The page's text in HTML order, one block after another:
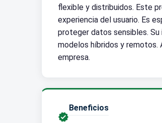
flexible y distribuidos. Este
experiencia del usuario. Es
proteger datos sensibles.
modelos híbridos y remotos.
empresa.

Beneficios